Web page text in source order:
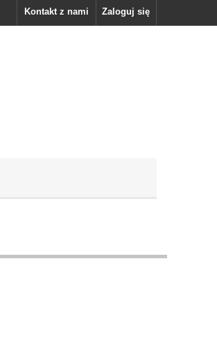
Zaloguj się
Kontakt z nami